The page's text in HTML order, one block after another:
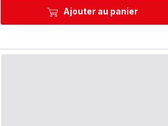
Ajouter au panier